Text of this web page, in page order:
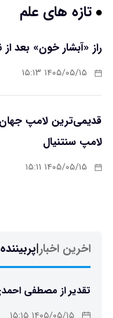
تازه های علم
راز «آبشار خون» بعد
۱۴۰۵/۰۵/۱۵ ۱۵:۱۳
لامپ سنتنیال
۱۴۰۵/۰۵/۱۵ ۱۵:۱۱
اخرین اخبار|
تقدیر از مصطفی